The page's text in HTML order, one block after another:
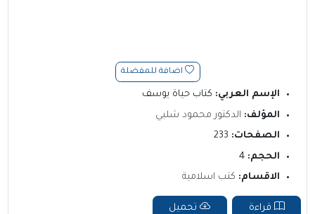
اضافة للمفضلة
الإسم العربي: كتاب حياة يوسف
المؤلف: الدكتور محمود شلبي
الصفحات:
الحجم:
الاقسام: كتب اسلامية
قراءة تحميل